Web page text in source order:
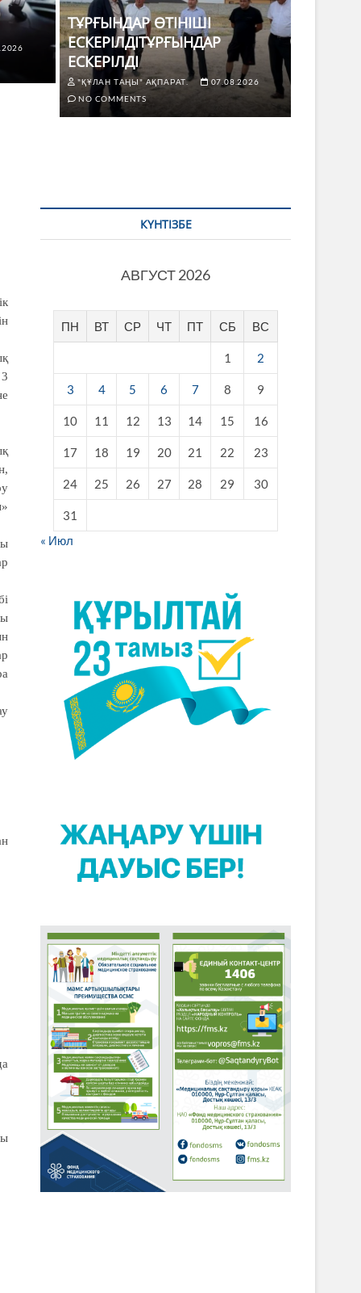
жүргізушілері үшін не
NO COMMENTS
ТҰРҒЫНДАР ӨТІНІШІ
ЕСКЕРІЛДІТҰРҒЫНДАР
ЕСКЕРІЛДІ
"ҚҰЛАН ТАҢЫ" АҚПАРАТ.
07.08.2026
NO COMMENTS
КҮНТІЗБЕ
АВГУСТ 2026
ПН ВТ СР ЧТ ПТ СБ ВС
1 2
3 4 5 6 7 8 9
10 11 12 13 14 15 16
17 18 19 20 21 22 23
24 25 26 27 28 29 30
31
« Июл